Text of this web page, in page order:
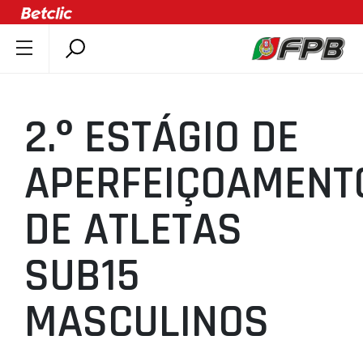
ÚLTIMAS
COMPETIÇÕES
ASSOCIAÇÕES
CLUBES
AGENTES
AGENDA
SELEÇÕES
MINIBASQUETE
2.º ESTÁGIO DE
DE ATLETAS
SUB15
MASCULINOS